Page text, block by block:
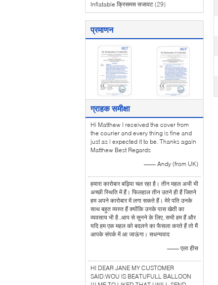
Inflatable क्रिसमस सजावट (29)
प्रमाणन
ग्राहक समीक्षा
Hi Matthew I received the cover from
the courier and every thing is fine and
just as i expected it to be. Thanks again
Matthew Best Regards
—— Andy (from UK)
हमारा कारोबार बढ़िया चल रहा है। तीन महल अभी भी
अच्छी स्थिति में हैं। फिलहाल तीन उतने ही हैं जितने
हम अपने कारोबार में लगा सकते हैं। मेरे पति उनके
साथ बहुत व्यस्त हैं क्योंकि उनके पास खेती का
व्यवसाय भी है..आप से सुनने के लिए..सभी हम हैं और
यदि हम एक महल को बदलने का फैसला करते हैं तो मैं
आपके संपर्क में आ जाऊंगा। सधन्यवाद
—— एला हीस
HI DEAR JANE MY CUSTOMER
SAID:WOU IS BEATUFULL BALLOON